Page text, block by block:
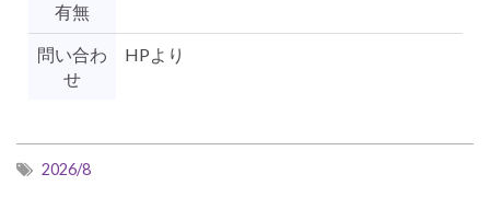
有無
問い合わ
せ
HPより
2026/8